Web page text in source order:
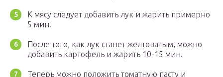
К мясу следует добавить лук и жарить примерно
5 мин.
После того, как лук станет желтоватым, можно
добавить картофель и жарить 10-15 мин.
Теперь можно положить томатную пасту и